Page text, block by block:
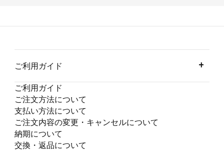
ご利用ガイド
ご利用ガイド
ご注文方法について
支払い方法について
ご注文内容の変更・キャンセルについて
納期について
交換・返品について